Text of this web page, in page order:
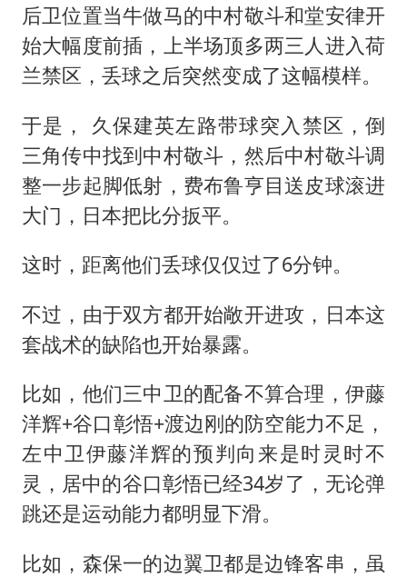
后卫位置当牛做马的中村敬斗和堂安律开
始大幅度前插，上半场顶多两三人进入荷
兰禁区，丢球之后突然变成了这幅模样。
于是， 久保建英左路带球突入禁区，倒
三角传中找到中村敬斗，然后中村敬斗调
整一步起脚低射，费布鲁亨目送皮球滚进
大门，日本把比分扳平。
这时，距离他们丢球仅仅过了6分钟。
不过，由于双方都开始敞开进攻，日本这
套战术的缺陷也开始暴露。
比如，他们三中卫的配备不算合理，伊藤
洋辉+谷口彰悟+渡边刚的防空能力不足，
左中卫伊藤洋辉的预判向来是时灵时不
灵，居中的谷口彰悟已经34岁了，无论弹
跳还是运动能力都明显下滑。
比如，森保一的边翼卫都是边锋客串，虽